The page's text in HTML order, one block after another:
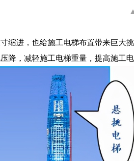
缩进，也给施工电梯布置带来巨大
降，减轻施工电梯重量，提高施工